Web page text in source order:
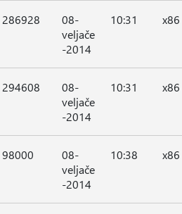
286928
08-
veljače
-2014
10:31 x86
294608
08-
veljače
-2014
10:31 x86
98000
08-
veljače
-2014
10:38 x86